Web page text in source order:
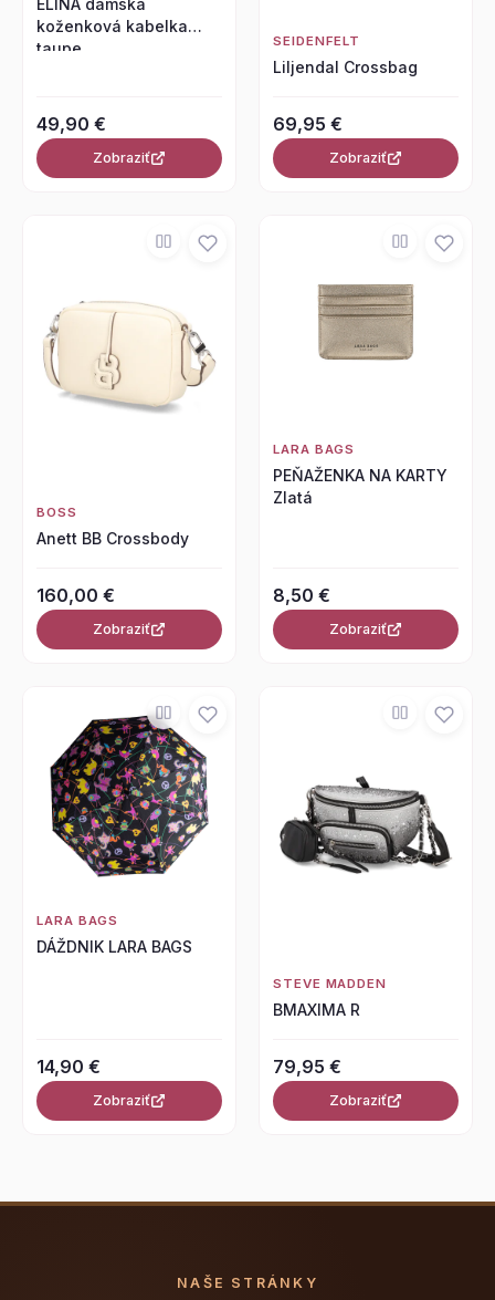
koženková kabelka
taupe
49,90 €
Zobraziť
SEIDENFELT
Liljendal Crossbag
69,95 €
Zobraziť
BOSS
Anett BB Crossbody
160,00 €
Zobraziť
LARA BAGS
PEŇAŽENKA NA KARTY
Zlatá
8,50 €
Zobraziť
LARA BAGS
DÁŽDNIK LARA BAGS
14,90 €
Zobraziť
STEVE MADDEN
BMAXIMA R
79,95 €
Zobraziť
NAŠE STRÁNKY